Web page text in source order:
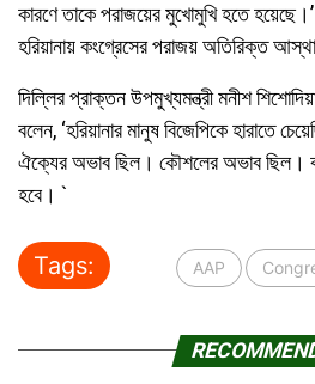
কারণে তাকে পরাজয়ের মুখোমুখি হতে
হরিয়ানায় কংগ্রেসের পরাজয় অতিরিক্ত
দিল্লির প্রাক্তন উপমুখ্যমন্ত্রী মনীশ
বলেন, ‘হরিয়ানার মানুষ বিজেপিকে হারাতে
ঐক্যের অভাব ছিল। কৌশলের অভাব ছিল।
হবে। `
Tags: AAP